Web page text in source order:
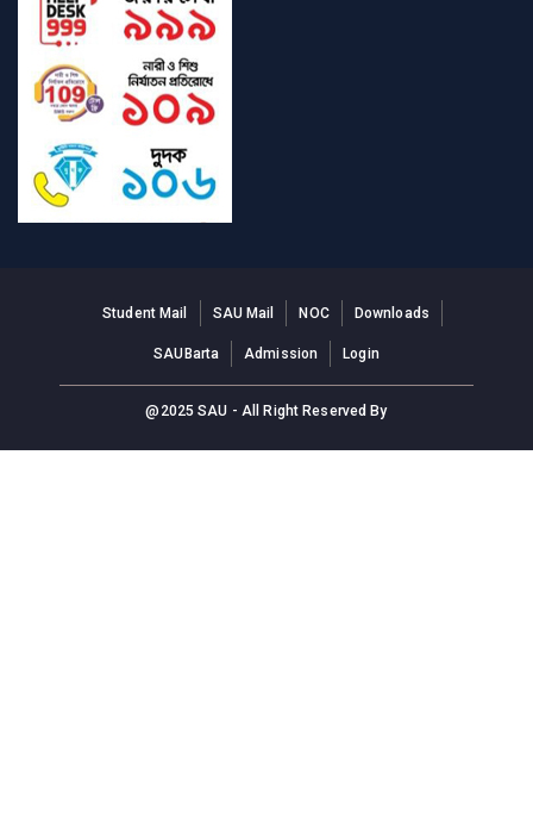
Student Mail SAU Mail NOC Downloads
SAUBarta Admission Login
@2025 SAU - All Right Reserved By